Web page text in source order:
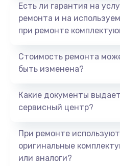
программы,
не работает
периферийные
не работают порты и
устройство
Мы понимаем, как важно
качественный ремонт
от их года выпуска.
Есть ли гарантия на
ремонта и на
при ремонте
Стоимость ремонта
быть изменена?
Какие документы выдает
сервисный центр?
При ремонте
оригинальные
или аналоги?